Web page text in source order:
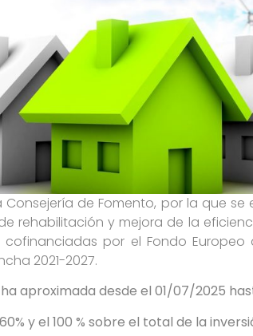
Consejería de Fomento, por la que
rehabilitación y mejora de la
por el Fondo
2021-2027.
aproximada desde el 01/07/2025
y el 100 % sobre el total de la